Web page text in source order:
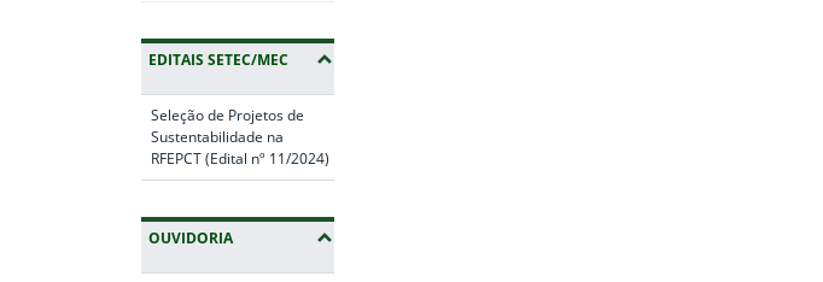
EDITAIS SETEC/MEC
Seleção de Projetos de
Sustentabilidade na
RFEPCT (Edital nº 11/2024)
OUVIDORIA